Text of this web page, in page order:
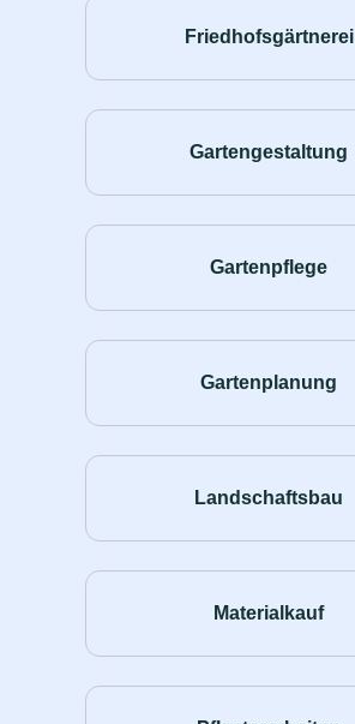
Friedhofsgärtnerei
Gartengestaltung
Gartenpflege
Gartenplanung
Landschaftsbau
Materialkauf